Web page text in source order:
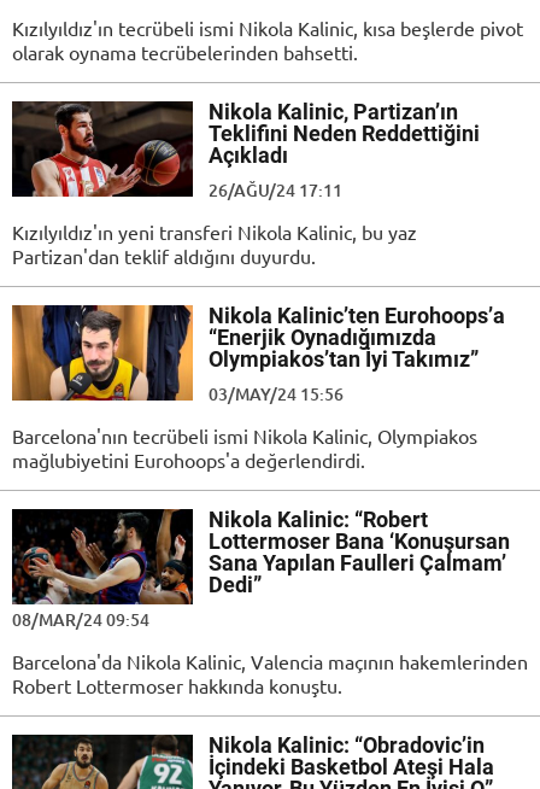
Kızılyıldız'ın tecrübeli ismi Nikola Kalinic, kısa beşlerde pivot
olarak oynama tecrübelerinden bahsetti.
Nikola Kalinic, Partizan’ın
Teklifini Neden Reddettiğini
Açıkladı
26/AĞU/24 17:11
Kızılyıldız'ın yeni transferi Nikola Kalinic, bu yaz
Partizan'dan teklif aldığını duyurdu.
Nikola Kalinic’ten Eurohoops’a
“Enerjik Oynadığımızda
Olympiakos’tan İyi Takımız”
03/MAY/24 15:56
Barcelona'nın tecrübeli ismi Nikola Kalinic, Olympiakos
mağlubiyetini Eurohoops'a değerlendirdi.
Nikola Kalinic: “Robert
Lottermoser Bana ‘Konuşursan
Sana Yapılan Faulleri Çalmam’
Dedi”
08/MAR/24 09:54
Barcelona'da Nikola Kalinic, Valencia maçının hakemlerinden
Robert Lottermoser hakkında konuştu.
Nikola Kalinic: “Obradovic’in
İçindeki Basketbol Ateşi Hala